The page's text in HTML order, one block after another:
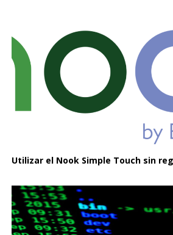
Utilizar el Nook Simple Touch sin